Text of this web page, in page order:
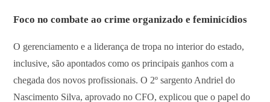
Foco no combate ao crime organizado e feminicídios
O gerenciamento e a liderança de tropa no interior do estado,
inclusive, são apontados como os principais ganhos com a
chegada dos novos profissionais. O 2º sargento Andriel do
Nascimento Silva, aprovado no CFO, explicou que o papel do